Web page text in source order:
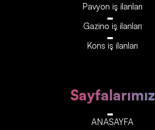
Pavyon iş ilanları
Gazino iş ilanları
Kons iş ilanları
Sayfalarımız
ANASAYFA